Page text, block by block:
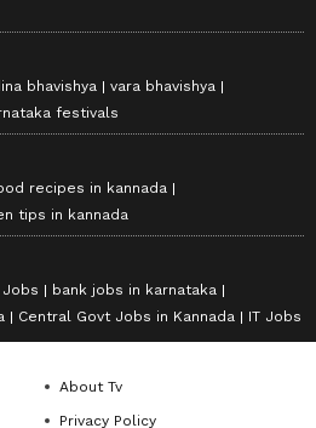
bhavishya
vara bhavishya
festivals
recipes in kannada
tips in kannada
Jobs
bank jobs in karnataka
Central Govt Jobs in Kannada IT Jobs
About Tv
Privacy Policy